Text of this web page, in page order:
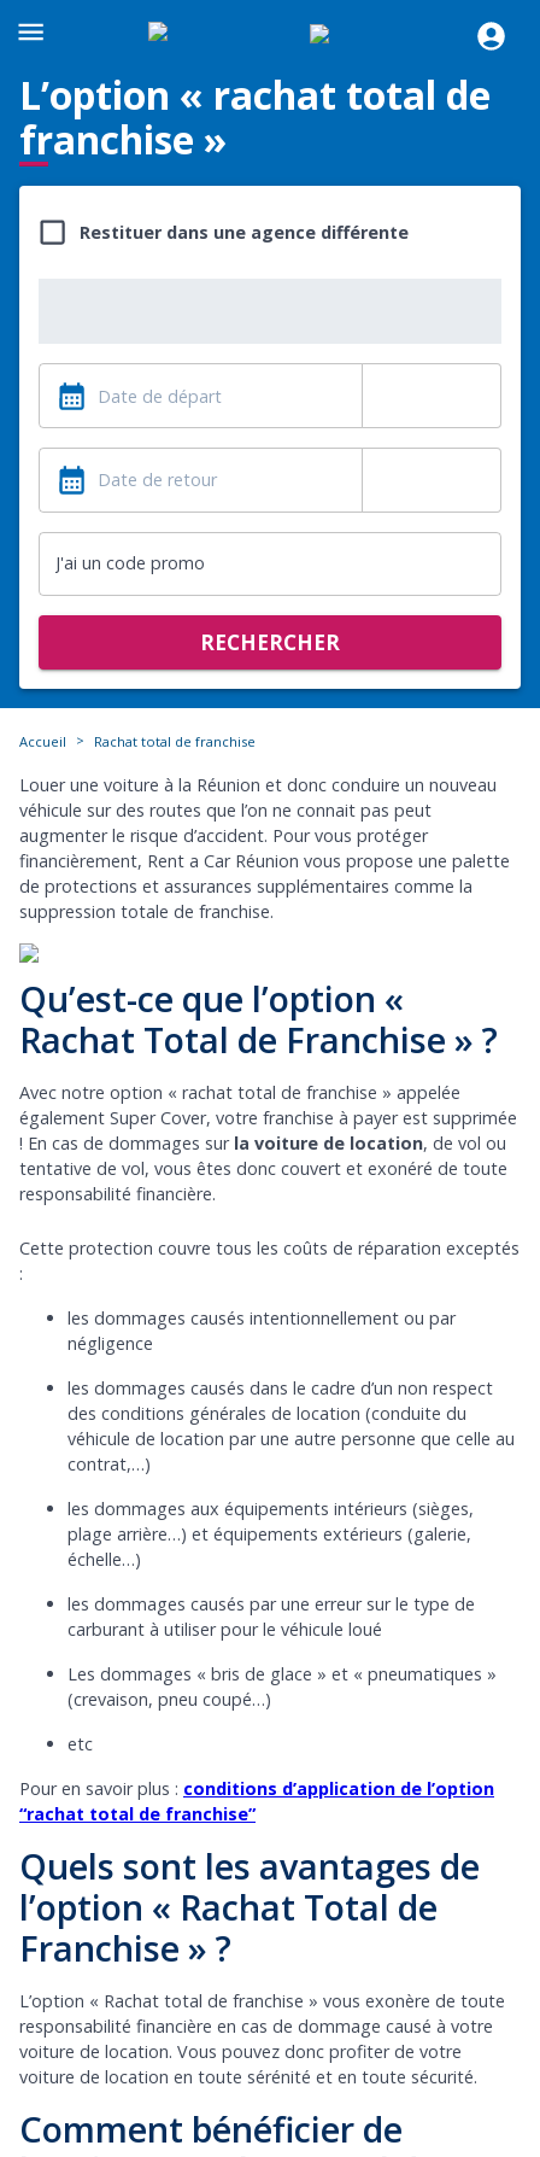
L’option « rachat total de
franchise »
Restituer dans une agence différente
J'ai un code promo
RECHERCHER
Accueil > Rachat total de franchise
Louer une voiture à la Réunion et donc conduire un nouveau
véhicule sur des routes que l’on ne connait pas peut
augmenter le risque d’accident. Pour vous protéger
financièrement, Rent a Car Réunion vous propose une palette
de protections et assurances supplémentaires comme la
suppression totale de franchise.
Qu’est-ce que l’option «
Rachat Total de Franchise » ?
Avec notre option « rachat total de franchise » appelée
également Super Cover, votre franchise à payer est supprimée
! En cas de dommages surla voiture de location, de vol ou
tentative de vol, vous êtes donc couvert et exonéré de toute
responsabilité financière.
Cette protection couvre tous les coûts de réparation exceptés
:
les dommages causés intentionnellement ou par
négligence
les dommages causés dans le cadre d’un non respect
des conditions générales de location (conduite du
véhicule de location par une autre personne que celle au
contrat,…)
les dommages aux équipements intérieurs (sièges,
plage arrière…) et équipements extérieurs (galerie,
échelle…)
les dommages causés par une erreur sur le type de
carburant à utiliser pour le véhicule loué
Les dommages « bris de glace » et « pneumatiques »
(crevaison, pneu coupé…)
etc
Pour en savoir plus : conditions d’application de l’option
“rachat total de franchise”
Quels sont les avantages de
l’option « Rachat Total de
Franchise » ?
L’option « Rachat total de franchise » vous exonère de toute
responsabilité financière en cas de dommage causé à votre
voiture de location. Vous pouvez donc profiter de votre
voiture de location en toute sérénité et en toute sécurité.
Comment bénéficier de